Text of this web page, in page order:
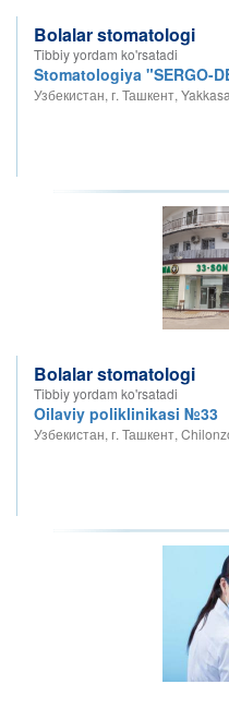
Bolalar stomatologi
Tibbiy yordam ko'rsatadi
Stomatologiya "SERGO-
Узбекистан, г. Ташкент,
Bolalar stomatologi
Tibbiy yordam ko'rsatadi
Oilaviy poliklinikasi №33
Узбекистан, г. Ташкент,